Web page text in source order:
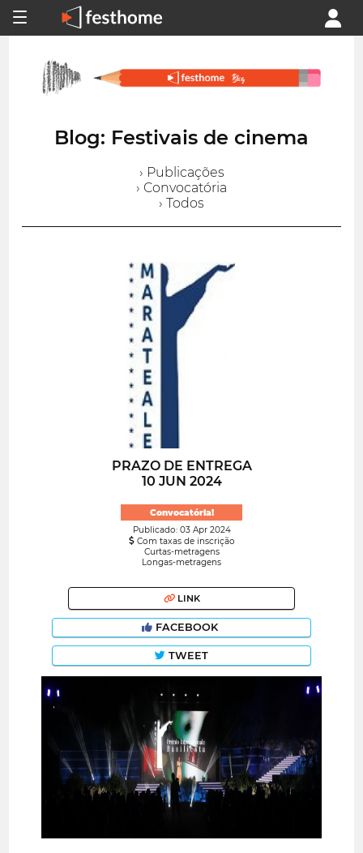
Blog: Festivais de cinema
› Publicações
› Convocatória
› Todos
PRAZO DE ENTREGA
10 JUN 2024
Convocatória!
Publicado: 03 Apr 2024
Com taxas de inscrição
Curtas-metragens
Longas-metragens
LINK
FACEBOOK
TWEET